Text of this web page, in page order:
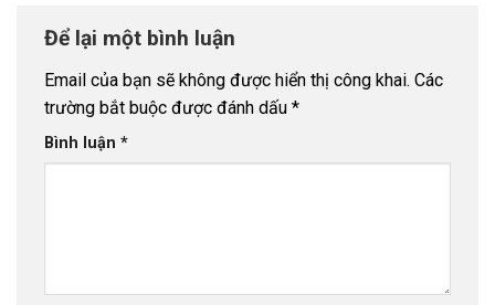
Để lại một bình luận
Email của bạn sẽ không được hiển thị công khai. Các
trường bắt buộc được đánh dấu *
Bình luận *